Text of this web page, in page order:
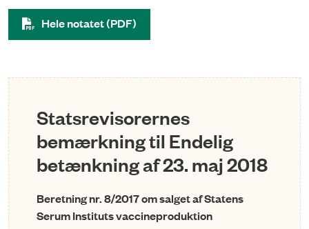
Hele notatet (PDF)
Statsrevisorernes
bemærkning til Endelig
betænkning af 23. maj 2018
Beretning nr. 8/2017 om salget af Statens
Serum Instituts vaccineproduktion